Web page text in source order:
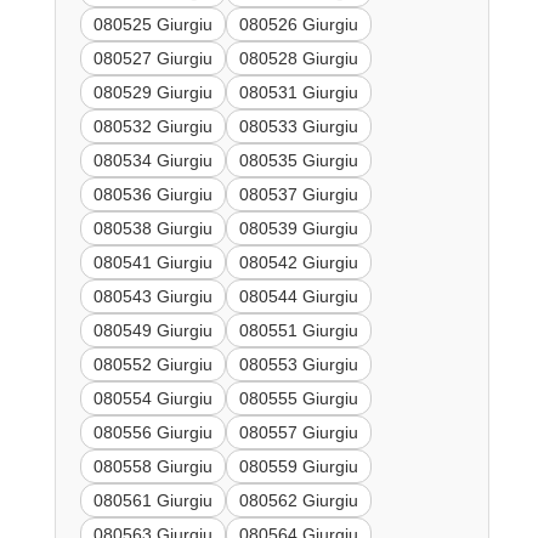
080525 Giurgiu
080526 Giurgiu
080527 Giurgiu
080528 Giurgiu
080529 Giurgiu
080531 Giurgiu
080532 Giurgiu
080533 Giurgiu
080534 Giurgiu
080535 Giurgiu
080536 Giurgiu
080537 Giurgiu
080538 Giurgiu
080539 Giurgiu
080541 Giurgiu
080542 Giurgiu
080543 Giurgiu
080544 Giurgiu
080549 Giurgiu
080551 Giurgiu
080552 Giurgiu
080553 Giurgiu
080554 Giurgiu
080555 Giurgiu
080556 Giurgiu
080557 Giurgiu
080558 Giurgiu
080559 Giurgiu
080561 Giurgiu
080562 Giurgiu